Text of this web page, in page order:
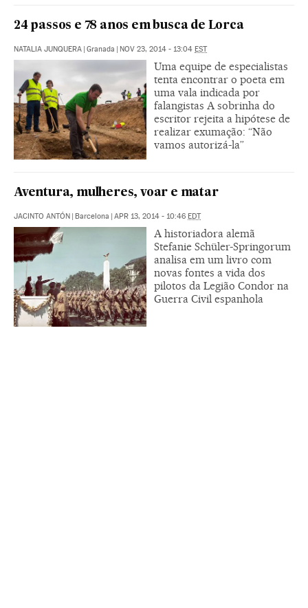
24 passos e 78 anos em busca de Lorca
NATALIA JUNQUERA | Granada | NOV 23, 2014 - 13:04 EST
Uma equipe de especialistas
tenta encontrar o poeta em
uma vala indicada por
falangistas A sobrinha do
escritor rejeita a hipótese de
realizar exumação: “Não
vamos autorizá-la”
Aventura, mulheres, voar e matar
JACINTO ANTÓN | Barcelona | APR 13, 2014 - 10:46 EDT
A historiadora alemã
Stefanie Schüler-Springorum
analisa em um livro com
novas fontes a vida dos
pilotos da Legião Condor na
Guerra Civil espanhola